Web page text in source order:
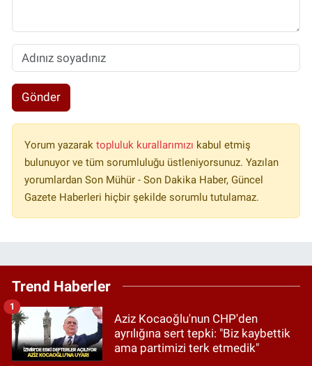
Gönder
Yorum yazarak topluluk kurallarımızı kabul etmiş
bulunuyor ve tüm sorumluluğu üstleniyorsunuz. Yazılan
yorumlardan Son Mühür - Son Dakika Haber, Güncel
Gazete Haberleri hiçbir şekilde sorumlu tutulamaz.
Trend Haberler
Aziz Kocaoğlu'nun CHP'den
ayrılığına sert tepki: "Biz kaybettik
ama partimizi terk etmedik"
1